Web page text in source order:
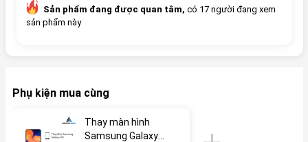
Sản phẩm đang được quan tâm, có 17 người đang xem
sản phẩm này
Phụ kiện mua cùng
Thay màn hình
Samsung Galaxy